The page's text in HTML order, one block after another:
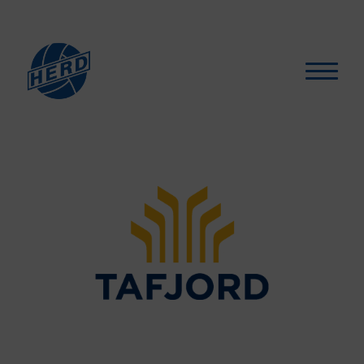
Selskapslokaler